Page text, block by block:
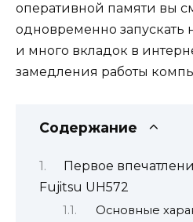
оперативной памяти вы
одновременно запускать
и много вкладок в
замедления работы
Содержание
Первое
Fujitsu UH572
Основные